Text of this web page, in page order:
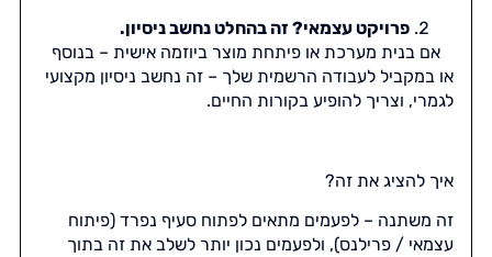
פרויקט עצמאי? זה בהחלט נחשב ניסיון.
אם בנית מערכת או פיתחת מוצר ביוזמה אישית – בנוסף
או במקביל לעבודה הרשמית שלך – זה נחשב ניסיון מקצועי
לגמרי, וצריך להופיע בקורות החיים.
איך להציג את זה?
זה משתנה – לפעמים מתאים לפתוח סעיף נפרד (פיתוח
עצמאי / פרילנס), ולפעמים נכון יותר לשלב את זה בתוך